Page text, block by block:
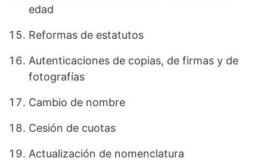
edad
Reformas de estatutos
Autenticaciones de copias, de firmas y de
fotografías
Cambio de nombre
Cesión de cuotas
Actualización de nomenclatura